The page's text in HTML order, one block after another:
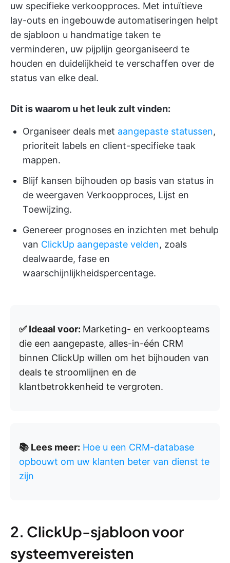
uw specifieke verkoopproces. Met intuïtieve
lay-outs en ingebouwde automatiseringen helpt
de sjabloon u handmatige taken te
verminderen, uw pijplijn georganiseerd te
houden en duidelijkheid te verschaffen over de
status van elke deal.
Dit is waarom u het leuk zult vinden:
Organiseer deals met aangepaste statussen,
prioriteit labels en client-specifieke taak
mappen.
Blijf kansen bijhouden op basis van status in
de weergaven Verkoopproces, Lijst en
Toewijzing.
Genereer prognoses en inzichten met behulp
van ClickUp aangepaste velden, zoals
dealwaarde, fase en
waarschijnlijkheidspercentage.
✅ Ideaal voor: Marketing- en verkoopteams
die een aangepaste, alles-in-één CRM
binnen ClickUp willen om het bijhouden van
deals te stroomlijnen en de
klantbetrokkenheid te vergroten.
📚 Lees meer: Hoe u een CRM-database
opbouwt om uw klanten beter van dienst te
zijn
2. ClickUp-sjabloon voor
systeemvereisten